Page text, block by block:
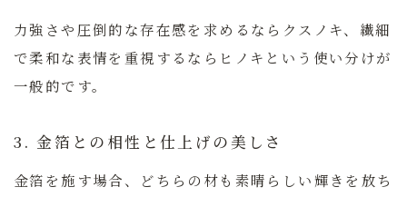
力強さや圧倒的な存在感を求めるならクスノキ、繊細
で柔和な表情を重視するならヒノキという使い分けが
一般的です。
3. 金箔との相性と仕上げの美しさ
金箔を施す場合、どちらの材も素晴らしい輝きを放ち